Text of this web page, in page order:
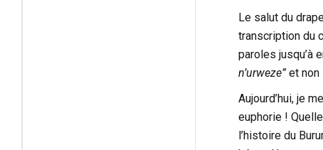
Le salut du
transcription du
paroles jusqu’à
n’urweze”et non
Aujourd’hui, je
euphorie !
l’histoire du